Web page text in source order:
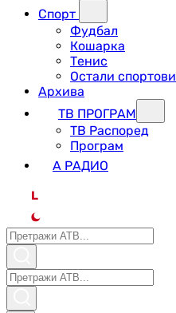
Спорт
Фудбал
Кошарка
Тенис
Остали спортови
Архива
ТВ ПРОГРАМ
ТВ Распоред
Програм
А РАДИО
L